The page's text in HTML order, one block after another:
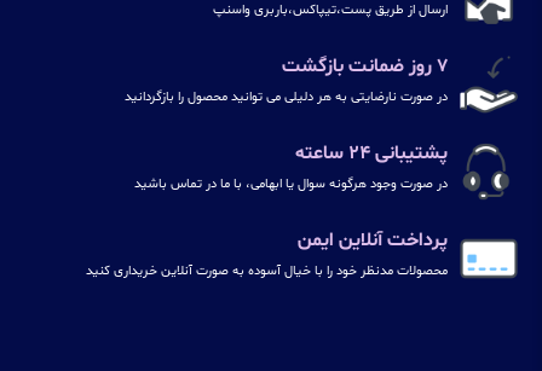
ارسال از طریق پست،تیپاکس،باربری واسنپ
۷ روز ضمانت بازگشت
در صورت نارضایتی به هر دلیلی می توانید محصول را بازگردانید
پشتیبانی ۲۴ ساعته
در صورت وجود هرگونه سوال یا ابهامی، با ما در تماس باشید
پرداخت آنلاین ایمن
محصولات مدنظر خود را با خیال آسوده به صورت آنلاین خریداری کنید